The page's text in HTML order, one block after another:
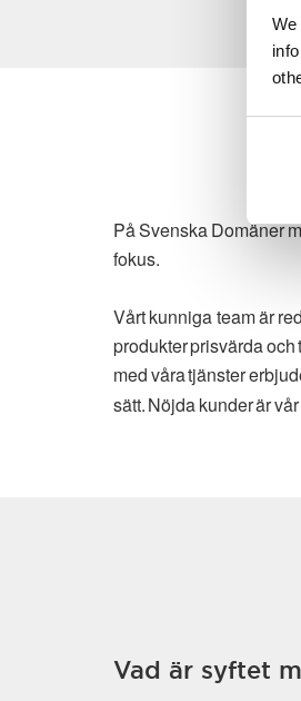
På Svenska Domäner
fokus.
Vårt kunniga team är
produkter prisvärda och
med våra tjänster
sätt. Nöjda kunder är
Vad är syftet